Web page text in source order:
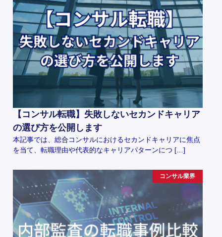
【コンサル転職】失敗しないセカンドキャリア
の選び方を公開します
本記事では、総合コンサルにおけるセカンドキャリアに焦点
を当て、転職理由や代表的なキャリアパターンにつ […]
コンサル業界